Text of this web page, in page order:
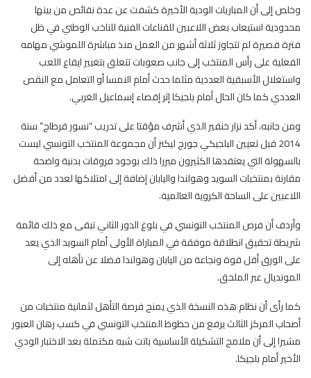
وخلص إلى أن المباريات الودية الأخيرة كشفت عن عدة نقائص من بينها
محدودية استيعاب بعض اللاعبين للقناعات الفنية للناخب الوطني في ظل
فترة قصيرة لم تتجاوز ثلاثة أشهر من العمل منذ مباشرة اللموشي مهامه
الفعلية على رأس المنتخب إلى جانب صعوبات تتعلق بتغيير ايقاع اللعب
واستغلال الأسبقية العددية مثلما حدث أمام النمسا أو التعامل مع النقص
العددي كما كان الحال أمام بلجيكا إثر إقصاء إسماعيل الغربي.
ومن جانبه، أكد نزار خنفير الذي أشرف مؤقتا على تدريب “نسور قرطاج” سنة
2014 قبل تعيين البلجيكي جورج ليكنز أن مجموعة المنتخب التونسي ليست
بالسهولة التي يعتقدها الكثيرون مبررا ذلك بوجود فروقات بدنية واضحة
مقارنة بمنتخبات السويد وهولندا واليابان إضافة إلى امتلاكها لعدد من أفضل
اللاعبين على الساحة الكروية العالمية.
وأردف أن فرص المنتخب التونسي في بلوغ الدور الثاني تبقى مع ذلك قائمة
شريطة تحقيق انطلاقة موفقة في المباراة الأولى أمام السويد الذي يعد
على الورق أقل قوة ونجاعة من اليابان وهولندا فضلا عن تأهله إلى
المونديال عبر الملحق.
كما رأى أن نظام هذه النسخة الذي يمنح فرصة التأهل لثمانية منتخبات من
أصحاب المركز الثالث يرفع من حظوظ المنتخب التونسي في كسب رهان العبور
مشيرا إلى أن ملامح التشكيلة الأساسية باتت شبه مكتملة بعد الاختبار الودي
الأخير أمام بلجيكا.